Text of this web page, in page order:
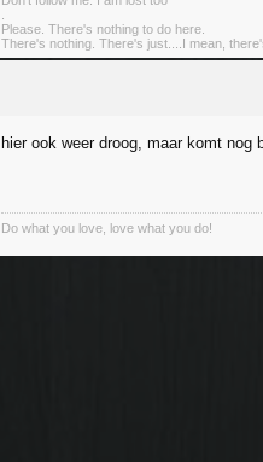
Please. There's nothing to do here.
There's nothing. There's just....I mean,
hier ook weer droog, maar komt nog
Do what you love, love what you do!